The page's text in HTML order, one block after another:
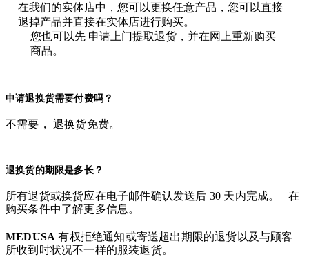
在我们的实体店中，您可以更换任意产品，您可以直接
退掉产品并直接在实体店进行购买。
您也可以先 申请上门提取退货，并在网上重新购买
商品。
申请退换货需要付费吗？
不需要， 退换货免费。
退换货的期限是多长？
所有退货或换货应在电子邮件确认发送后 30 天内完成。 在
购买条件中了解更多信息。
MEDUSA有权拒绝通知或寄送超出期限的退货以及与顾客
所收到时状况不一样的服装退货。